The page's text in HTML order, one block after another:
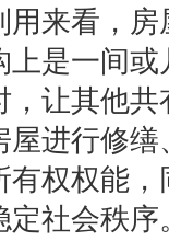
来看，
是一间
，让其他
进行修
权权能
定社会秩序